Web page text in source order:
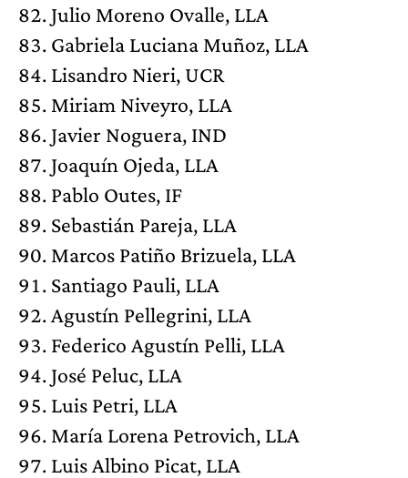
Julio Moreno Ovalle, LLA
Gabriela Luciana Muñoz, LLA
Lisandro Nieri, UCR
Miriam Niveyro, LLA
Javier Noguera, IND
Joaquín Ojeda, LLA
Pablo Outes, IF
Sebastián Pareja, LLA
Marcos Patiño Brizuela, LLA
Santiago Pauli, LLA
Agustín Pellegrini, LLA
Federico Agustín Pelli, LLA
José Peluc, LLA
Luis Petri, LLA
María Lorena Petrovich, LLA
Luis Albino Picat, LLA